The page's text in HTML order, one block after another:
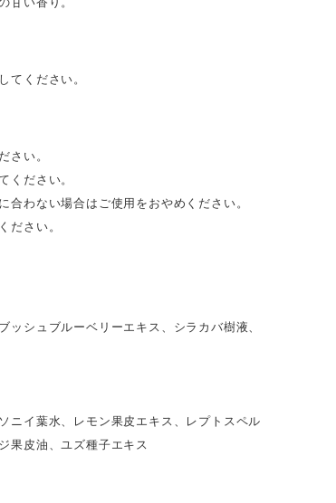
てください。
さい。
ください。
合わない場合はご使用をおやめください。
ださい。
ッシュブルーベリーエキス、シラカバ樹液、
ニイ葉水、レモン果皮エキス、レプトスペル
果皮油、ユズ種子エキス